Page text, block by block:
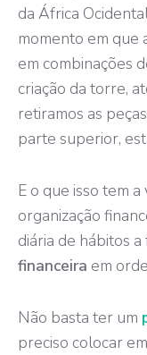
da África
momento em que
em combinações
criação da torre,
retiramos as
parte superior,
E o que isso tem
organização
diária de hábitos
financeira em
Não basta ter um
preciso colocar